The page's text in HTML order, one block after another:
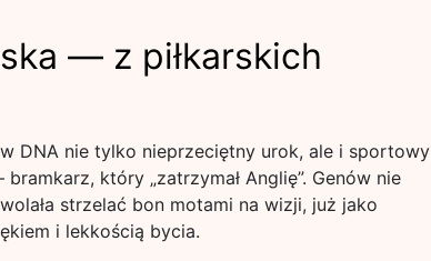
— z piłkarskich
DNA nie tylko nieprzeciętny urok, ale i sportowy
który „zatrzymał Anglię”. Genów nie
strzelać bon motami na wizji, już jako
i lekkością bycia.